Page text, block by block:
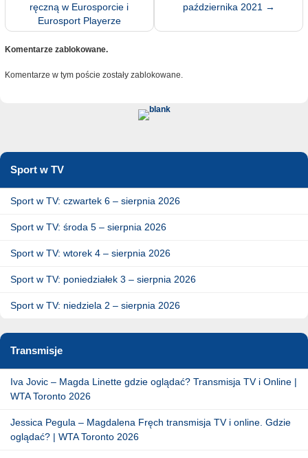
ręczną w Eurosporcie i
Eurosport Playerze
października 2021 →
Komentarze zablokowane.
Komentarze w tym poście zostały zablokowane.
Sport w TV
Sport w TV: czwartek 6 – sierpnia 2026
Sport w TV: środa 5 – sierpnia 2026
Sport w TV: wtorek 4 – sierpnia 2026
Sport w TV: poniedziałek 3 – sierpnia 2026
Sport w TV: niedziela 2 – sierpnia 2026
Transmisje
Iva Jovic – Magda Linette gdzie oglądać? Transmisja TV i Online |
WTA Toronto 2026
Jessica Pegula – Magdalena Fręch transmisja TV i online. Gdzie
oglądać? | WTA Toronto 2026